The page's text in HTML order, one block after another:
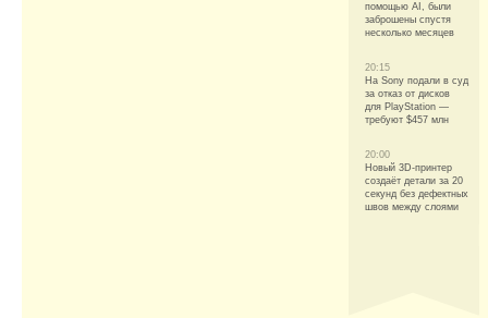
помощью AI, были
заброшены спустя
несколько месяцев
20:15
На Sony подали в суд
за отказ от дисков
для PlayStation —
требуют $457 млн
20:00
Новый 3D-принтер
создаёт детали за 20
секунд без дефектных
швов между слоями